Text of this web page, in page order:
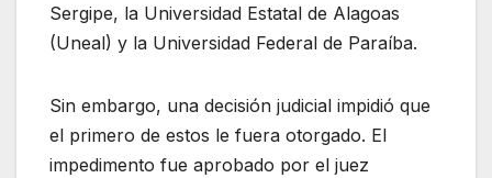
Sergipe, la Universidad Estatal de Alagoas
(Uneal) y la Universidad Federal de Paraíba.
Sin embargo, una decisión judicial impidió que
el primero de estos le fuera otorgado. El
impedimento fue aprobado por el juez